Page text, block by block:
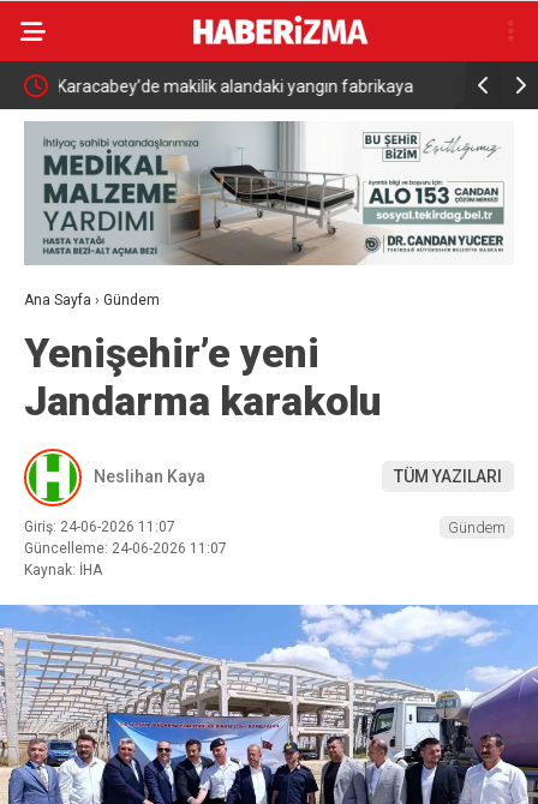
Adalet Bakanı Akın Gürlek ve İçişleri Bakanı Mustafa
Çiftçi Esenyurt’ta
Ana Sayfa › Gündem
Yenişehir’e yeni
Jandarma karakolu
Neslihan Kaya TÜM YAZILARI
Giriş: 24-06-2026 11:07
Güncelleme: 24-06-2026 11:07
Kaynak: İHA
Gündem